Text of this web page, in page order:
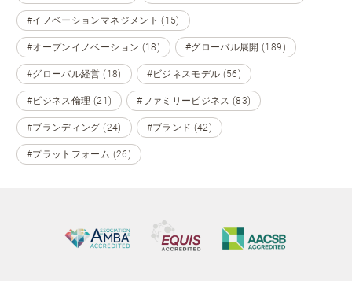
#イノベーションマネジメント (15)
#オープンイノベーション (18) #グローバル展開 (189)
#グローバル経営 (18) #ビジネスモデル (56)
#ビジネス倫理 (21) #ファミリービジネス (83)
#ブランディング (24) #ブランド (42)
#プラットフォーム (26)